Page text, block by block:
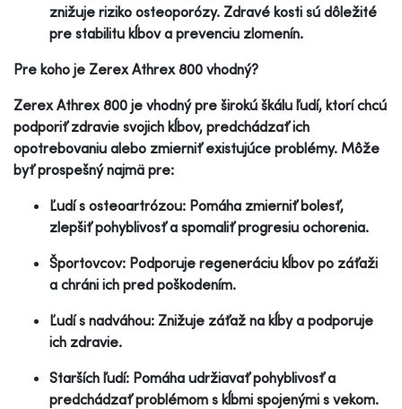
znižuje riziko osteoporózy. Zdravé kosti sú dôležité
pre stabilitu kĺbov a prevenciu zlomenín.
Pre koho je Zerex Athrex 800 vhodný?
Zerex Athrex 800 je vhodný pre širokú škálu ľudí, ktorí chcú
podporiť zdravie svojich kĺbov, predchádzať ich
opotrebovaniu alebo zmierniť existujúce problémy. Môže
byť prospešný najmä pre:
Ľudí s osteoartrózou: Pomáha zmierniť bolesť,
zlepšiť pohyblivosť a spomaliť progresiu ochorenia.
Športovcov: Podporuje regeneráciu kĺbov po záťaži
a chráni ich pred poškodením.
Ľudí s nadváhou: Znižuje záťaž na kĺby a podporuje
ich zdravie.
Starších ľudí: Pomáha udržiavať pohyblivosť a
predchádzať problémom s kĺbmi spojenými s vekom.